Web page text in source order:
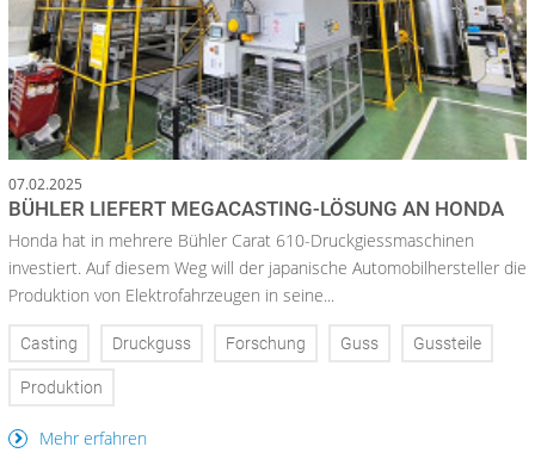
07.02.2025
BÜHLER LIEFERT MEGACASTING-LÖSUNG AN HONDA
Honda hat in mehrere Bühler Carat 610-Druckgiessmaschinen
investiert. Auf diesem Weg will der japanische Automobilhersteller die
Produktion von Elektrofahrzeugen in seine...
Casting Druckguss Forschung Guss Gussteile
Produktion
Mehr erfahren